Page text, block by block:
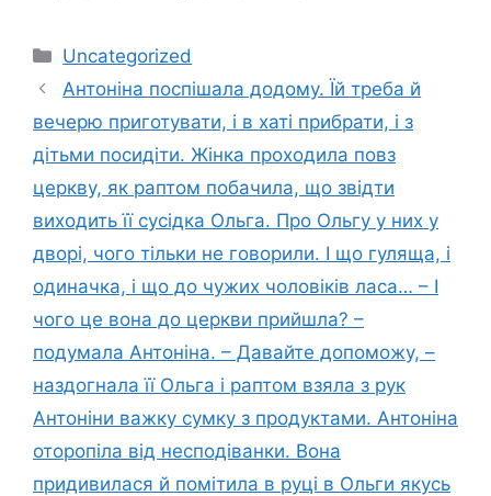
Категорії
Uncategorized
Антоніна поспішала додому. Їй треба й
вечерю приготувати, і в хаті прибрати, і з
дітьми посидіти. Жінка проходила повз
церкву, як раптом побачила, що звідти
виходить її сусідка Ольга. Про Ольгу у них у
дворі, чого тільки не говорили. І що гуляща, і
одиначка, і що до чужих чоловіків ласа… – І
чого це вона до церкви прийшла? –
подумала Антоніна. – Давайте допоможу, –
наздогнала її Ольга і раптом взяла з рук
Антоніни важку сумку з продуктами. Антоніна
оторопіла від несподіванки. Вона
придивилася й помітила в руці в Ольги якусь